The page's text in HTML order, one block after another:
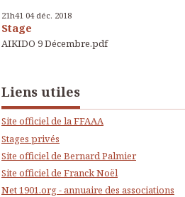
21h41 04 déc. 2018
Stage
AIKIDO 9 Décembre.pdf
Liens utiles
Site officiel de la FFAAA
Stages privés
Site officiel de Bernard Palmier
Site officiel de Franck Noël
Net 1901.org - annuaire des associations